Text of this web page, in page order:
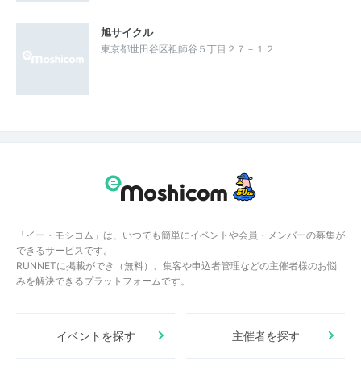
旭サイクル
東京都世田谷区祖師谷５丁目２７－１２
「イー・モシコム」は、いつでも簡単にイベントや会員・メンバーの募集が
できるサービスです。
RUNNETに掲載ができ（無料）、集客や申込者管理などの主催者様のお悩
みを解決できるプラットフォームです。
イベントを探す 主催者を探す